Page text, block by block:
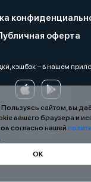
Пользуясь сайтом, вы
вашего браузера и
согласно нашей
.
ОК
оферта
кэшбэк − в нашем